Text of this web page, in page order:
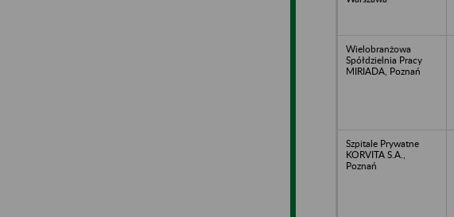
Wielobranżowa
Spółdzielnia Pracy
MIRIADA, Poznań
Szpitale Prywatne
KORVITA S.A.,
Poznań